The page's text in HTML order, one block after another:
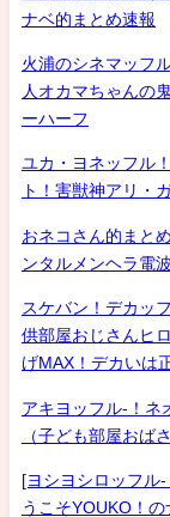
ナベ的まとめ速報
火浦のシネマッフ
人オカマちゃんの
ーハーフ
ユカ・ヨネッフル
ト！害獣神アリ・
おネコさん的まと
ンタルメンヘラ電
スケバン！デカッ
供部屋おじさんヒ
げMAX！デカいは
アキヨッフル-！ネ
（子ども部屋おば
[ヨシヨシロッフル
うこそYOUKO！